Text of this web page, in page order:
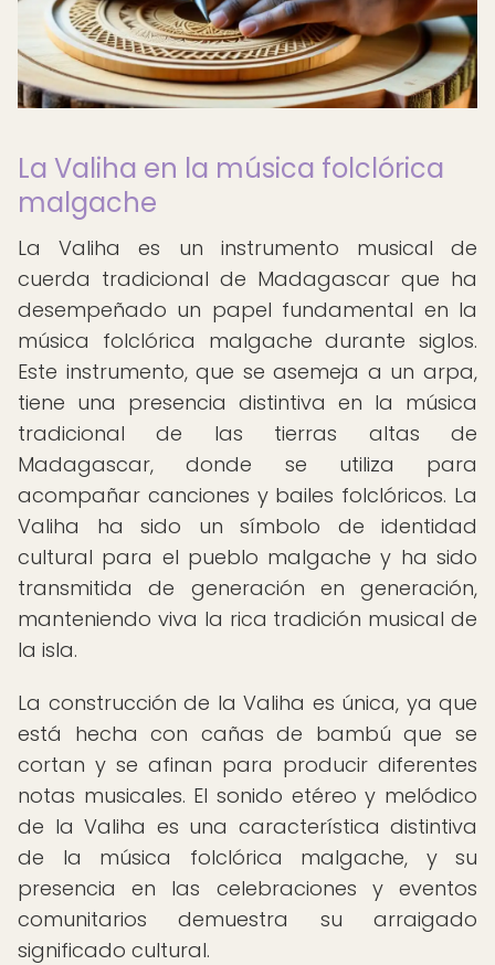
La Valiha en la música folclórica
malgache
La Valiha es un instrumento musical de
cuerda tradicional de Madagascar que ha
desempeñado un papel fundamental en la
música folclórica malgache durante siglos.
Este instrumento, que se asemeja a un arpa,
tiene una presencia distintiva en la música
tradicional de las tierras altas de
Madagascar, donde se utiliza para
acompañar canciones y bailes folclóricos. La
Valiha ha sido un símbolo de identidad
cultural para el pueblo malgache y ha sido
transmitida de generación en generación,
manteniendo viva la rica tradición musical de
la isla.
La construcción de la Valiha es única, ya que
está hecha con cañas de bambú que se
cortan y se afinan para producir diferentes
notas musicales. El sonido etéreo y melódico
de la Valiha es una característica distintiva
de la música folclórica malgache, y su
presencia en las celebraciones y eventos
comunitarios demuestra su arraigado
significado cultural.